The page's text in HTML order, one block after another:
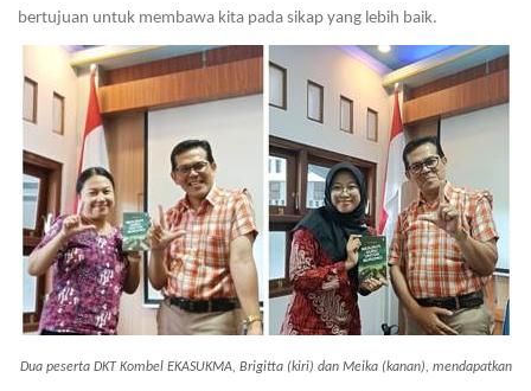
bertujuan untuk membawa kita pada sikap yang lebih baik.
Dua peserta DKT Kombel EKASUKMA, Brigitta (kiri) dan Meika (kanan), mendapatkan